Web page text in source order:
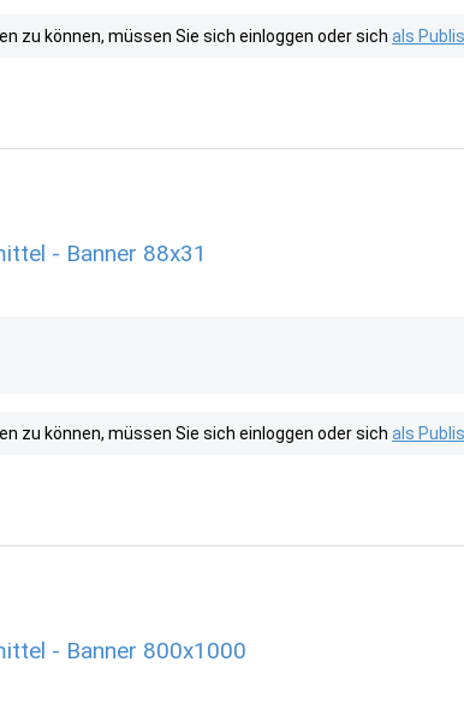
zu können, müssen Sie sich einloggen oder sich als
- Banner 88x31
zu können, müssen Sie sich einloggen oder sich als
- Banner 800x1000